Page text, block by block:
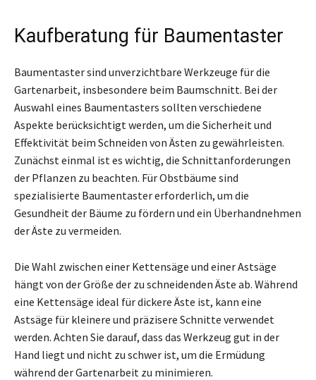
Kaufberatung für Baumentaster
Baumentaster sind unverzichtbare Werkzeuge für die
Gartenarbeit, insbesondere beim Baumschnitt. Bei der
Auswahl eines Baumentasters sollten verschiedene
Aspekte berücksichtigt werden, um die Sicherheit und
Effektivität beim Schneiden von Ästen zu gewährleisten.
Zunächst einmal ist es wichtig, die Schnittanforderungen
der Pflanzen zu beachten. Für Obstbäume sind
spezialisierte Baumentaster erforderlich, um die
Gesundheit der Bäume zu fördern und ein Überhandnehmen
der Äste zu vermeiden.
Die Wahl zwischen einer Kettensäge und einer Astsäge
hängt von der Größe der zu schneidenden Äste ab. Während
eine Kettensäge ideal für dickere Äste ist, kann eine
Astsäge für kleinere und präzisere Schnitte verwendet
werden. Achten Sie darauf, dass das Werkzeug gut in der
Hand liegt und nicht zu schwer ist, um die Ermüdung
während der Gartenarbeit zu minimieren.